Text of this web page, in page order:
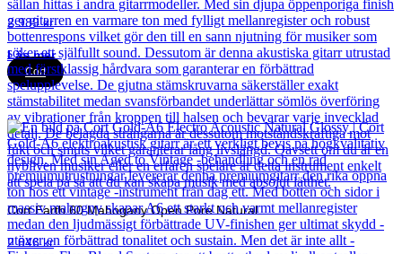
2 989kr
Läs mer
Cort
Cort Earth 60 Mahogany Open Pore Natural
2 846kr